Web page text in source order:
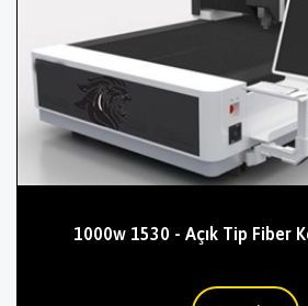
1000w 1530 - Açık Tip Fiber